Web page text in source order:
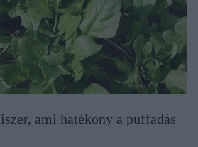
ami hatékony a puffadás